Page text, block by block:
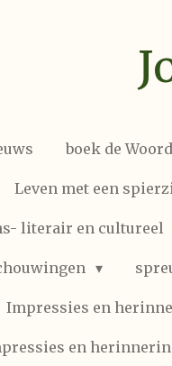
boek de
Leven met een
literair en cultureel
Impressies en
en